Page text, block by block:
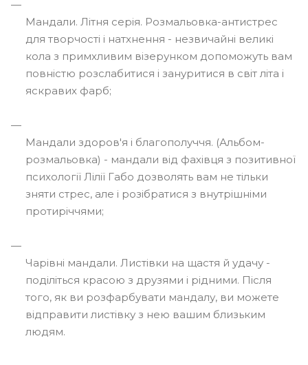
Мандали. Літня серія. Розмальовка-антистрес
для творчості і натхнення - незвичайні великі
кола з примхливим візерунком допоможуть вам
повністю розслабитися і зануритися в світ літа і
яскравих фарб;
Мандали здоров'я і благополуччя. (Альбом-
розмальовка) - мандали від фахівця з позитивної
психології Лілії Габо дозволять вам не тільки
зняти стрес, але і розібратися з внутрішніми
протиріччями;
Чарівні мандали. Листівки на щастя й удачу -
поділіться красою з друзями і рідними. Після
того, як ви розфарбувати мандалу, ви можете
відправити листівку з нею вашим близьким
людям.